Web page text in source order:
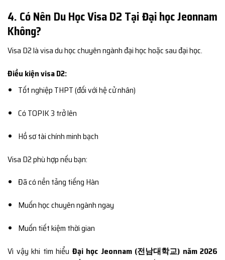
4. Có Nên Du Học Visa D2 Tại Đại học Jeonnam
Không?
Visa D2 là visa du học chuyên ngành đại học hoặc sau đại học.
Điều kiện visa D2:
Tốt nghiệp THPT (đối với hệ cử nhân)
Có TOPIK 3 trở lên
Hồ sơ tài chính minh bạch
Visa D2 phù hợp nếu bạn:
Đã có nền tảng tiếng Hàn
Muốn học chuyên ngành ngay
Muốn tiết kiệm thời gian
Vì vậy khi tìm hiểu Đại học Jeonnam (전남대학교) năm 2026